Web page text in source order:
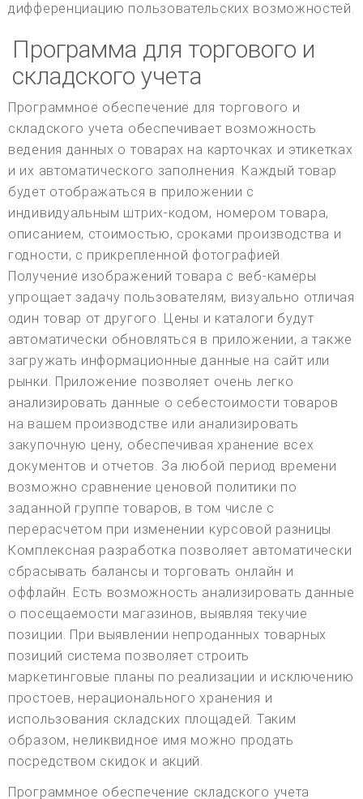
дифференциацию пользовательских возможностей.
Программа для торгового и
складского учета
Программное обеспечение для торгового и
складского учета обеспечивает возможность
ведения данных о товарах на карточках и этикетках
и их автоматического заполнения. Каждый товар
будет отображаться в приложении с
индивидуальным штрих-кодом, номером товара,
описанием, стоимостью, сроками производства и
годности, с прикрепленной фотографией.
Получение изображений товара с веб-камеры
упрощает задачу пользователям, визуально отличая
один товар от другого. Цены и каталоги будут
автоматически обновляться в приложении, а также
загружать информационные данные на сайт или
рынки. Приложение позволяет очень легко
анализировать данные о себестоимости товаров
на вашем производстве или анализировать
закупочную цену, обеспечивая хранение всех
документов и отчетов. За любой период времени
возможно сравнение ценовой политики по
заданной группе товаров, в том числе с
перерасчетом при изменении курсовой разницы.
Комплексная разработка позволяет автоматически
сбрасывать балансы и торговать онлайн и
оффлайн. Есть возможность анализировать данные
о посещаемости магазинов, выявляя текучие
позиции. При выявлении непроданных товарных
позиций система позволяет строить
маркетинговые планы по реализации и исключению
простоев, нерационального хранения и
использования складских площадей. Таким
образом, неликвидное имя можно продать
посредством скидок и акций.
Программное обеспечение складского учета